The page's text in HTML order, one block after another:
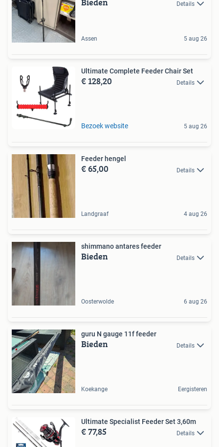
Details
Assen 5 aug 26
Ultimate Complete Feeder Chair Set
€ 128,20 Details
Bezoek website 5 aug 26
Feeder hengel
€ 65,00 Details
Landgraaf 4 aug 26
shimmano antares feeder
Bieden Details
Oosterwolde 6 aug 26
guru N gauge 11f feeder
Bieden Details
Koekange Eergisteren
Ultimate Specialist Feeder Set 3,60m
€ 77,85 Details